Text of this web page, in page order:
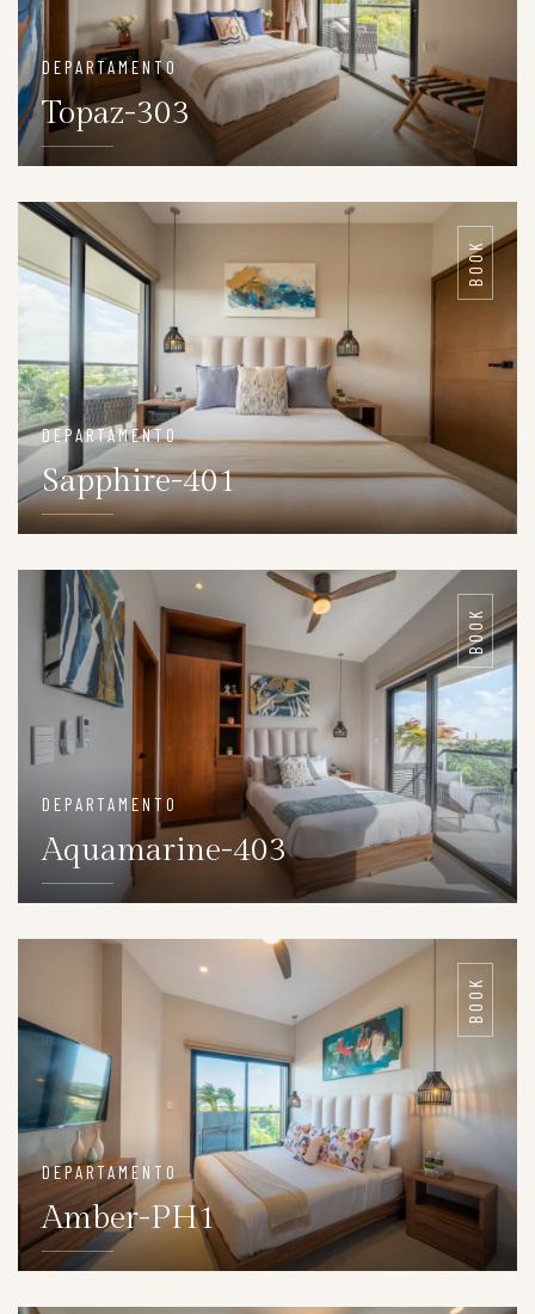
DEPARTAMENTO
Topaz-303
DETAILS
BOOK
DEPARTAMENTO
Sapphire-401
DETAILS
BOOK
DEPARTAMENTO
Aquamarine-403
DETAILS
BOOK
DEPARTAMENTO
Amber-PH1
DETAILS